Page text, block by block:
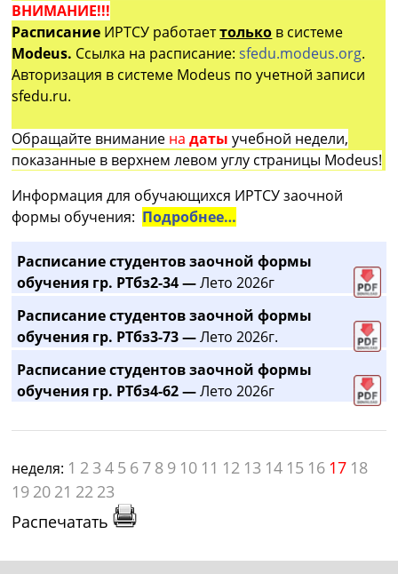
ВНИМАНИЕ!!!
Расписание ИРТСУ работаеттолько в системе
Modeus. Ссылка на расписание:sfedu.modeus.org.
Авторизация в системе Modeus по учетной записи
sfedu.ru.
Обращайте внимание на датыучебной недели,
показанные в верхнем левом углу страницы Modeus!
Информация для обучающихся ИРТСУ заочной
формы обучения: Подробнее…
Расписание студентов заочной формы
обучения гр. РТбз2-34 —Лето 2026г
Расписание студентов заочной формы
обучения гр. РТбз3-73 —Лето 2026г.
Расписание студентов заочной формы
обучения гр. РТбз4-62 —Лето 2026г
неделя: 1 2 3 4 5 6 7 8 9 10 11 12 13 14 15 16 17 18
19 20 21 22 23
Распечатать